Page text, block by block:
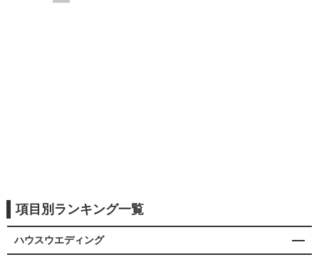
項目別ランキング一覧
ハウスウエディング